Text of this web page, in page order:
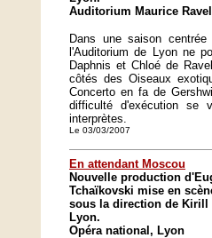
Auditorium Maurice
Dans une saison
l'Auditorium de Lyon ne
Daphnis et Chloé de
côtés des Oiseaux
Concerto en fa de
difficulté d'exécution se
interprètes.
Le 03/03/2007
En attendant Moscou
Nouvelle production
Tchaïkovski mise en
sous la direction de Kirill
Lyon.
Opéra national, Lyon